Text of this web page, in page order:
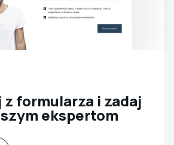
formularza i zadaj
ekspertom